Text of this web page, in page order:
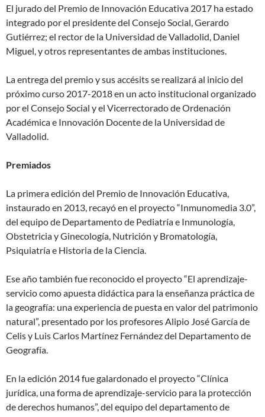
El jurado del Premio de Innovación Educativa 2017 ha estado
integrado por el presidente del Consejo Social, Gerardo
Gutiérrez; el rector de la Universidad de Valladolid, Daniel
Miguel, y otros representantes de ambas instituciones.
La entrega del premio y sus accésits se realizará al inicio del
próximo curso 2017-2018 en un acto institucional organizado
por el Consejo Social y el Vicerrectorado de Ordenación
Académica e Innovación Docente de la Universidad de
Valladolid.
Premiados
La primera edición del Premio de Innovación Educativa,
instaurado en 2013, recayó en el proyecto “Inmunomedia 3.0”,
del equipo de Departamento de Pediatría e Inmunología,
Obstetricia y Ginecología, Nutrición y Bromatología,
Psiquiatría e Historia de la Ciencia.
Ese año también fue reconocido el proyecto “El aprendizaje-
servicio como apuesta didáctica para la enseñanza práctica de
la geografía: una experiencia de puesta en valor del patrimonio
natural”, presentado por los profesores Alipio José García de
Celis y Luis Carlos Martínez Fernández del Departamento de
Geografía.
En la edición 2014 fue galardonado el proyecto “Clínica
jurídica, una forma de aprendizaje-servicio para la protección
de derechos humanos”, del equipo del departamento de